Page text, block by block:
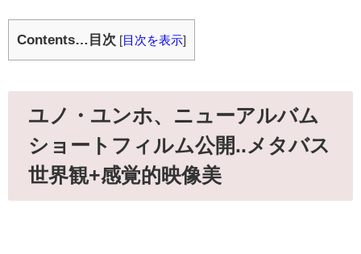
Contents…目次 [ 目次を表示]
ユノ・ユンホ、ニューアルバム
ショートフィルム公開..メタバス
世界観+感覚的映像美